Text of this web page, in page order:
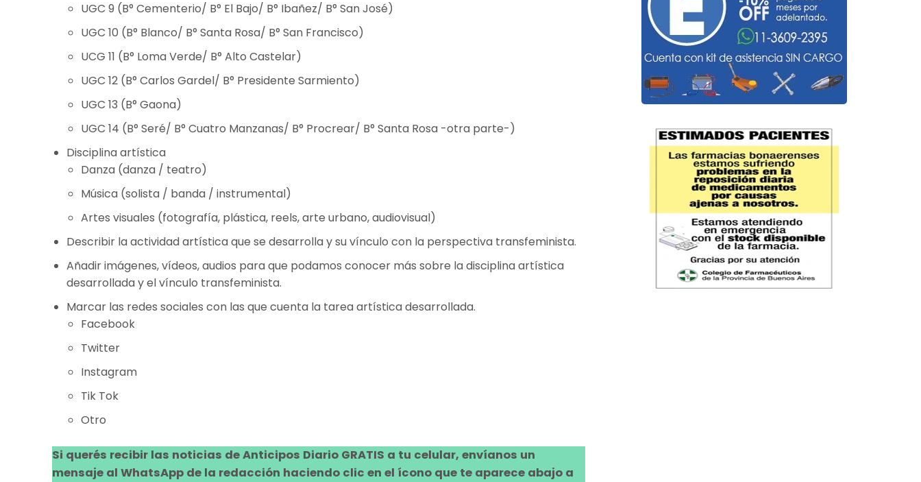
UGC 9 (B° Cementerio/ B° El Bajo/ B° Ibañez/ B° San José)
UGC 10 (B° Blanco/ B° Santa Rosa/ B° San Francisco)
UCG 11 (B° Loma Verde/ B° Alto Castelar)
UGC 12 (B° Carlos Gardel/ B° Presidente Sarmiento)
UGC 13 (B° Gaona)
UGC 14 (B° Seré/ B° Cuatro Manzanas/ B° Procrear/ B° Santa Rosa -otra parte-)
Disciplina artística
Danza (danza / teatro)
Música (solista / banda / instrumental)
Artes visuales (fotografía, plástica, reels, arte urbano, audiovisual)
Describir la actividad artística que se desarrolla y su vínculo con la perspectiva transfeminista.
Añadir imágenes, vídeos, audios para que podamos conocer más sobre la disciplina artística
desarrollada y el vínculo transfeminista.
Marcar las redes sociales con las que cuenta la tarea artística desarrollada.
Facebook
Twitter
Instagram
Tik Tok
Otro
Si querés recibir las noticias de Anticipos Diario GRATIS a tu celular, envíanos un
mensaje al WhatsApp de la redacción haciendo clic en el ícono que te aparece abajo a